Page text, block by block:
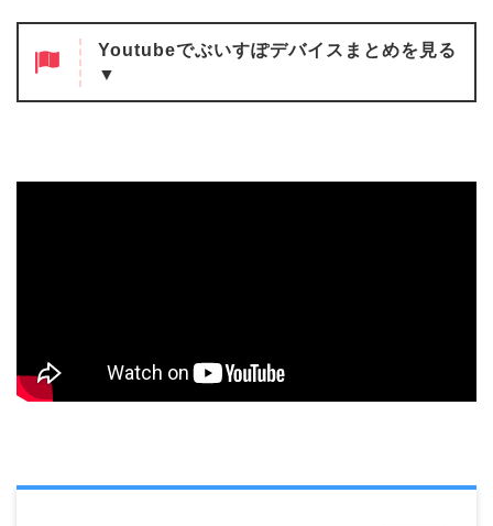
Youtubeでぶいすぽデバイスまとめを見る
▼